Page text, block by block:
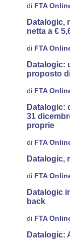
di FTA
Datalogic,
netta a €
di FTA
Datalogic:
proposto
di FTA
Datalogic:
31
proprie
di FTA
Datalogic,
di FTA
Datalogic
back
di FTA
Datalogic: